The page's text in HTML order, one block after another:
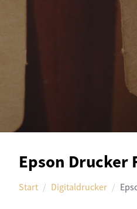
Epson Drucker
Start Digitaldrucker